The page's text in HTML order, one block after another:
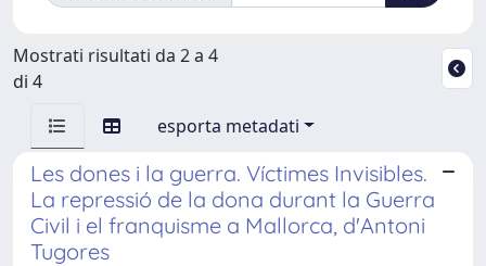
Mostrati risultati da 2 a 4
di 4
esporta metadati
Les dones i la guerra. Víctimes Invisibles.
La repressió de la dona durant la Guerra
Civil i el franquisme a Mallorca, d'Antoni
Tugores